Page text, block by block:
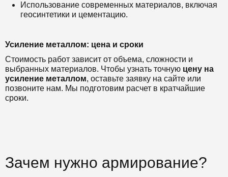
Использование современных материалов, включая
геосинтетики и цементацию.
Усиление металлом: цена и сроки
Стоимость работ зависит от объема, сложности и
выбранных материалов. Чтобы узнать точную цену на
усиление металлом, оставьте заявку на сайте или
позвоните нам. Мы подготовим расчет в кратчайшие
сроки.
Зачем нужно армирование?